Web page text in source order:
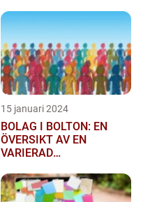
15 januari 2024
BOLAG I BOLTON: EN
ÖVERSIKT AV EN
VARIERAD